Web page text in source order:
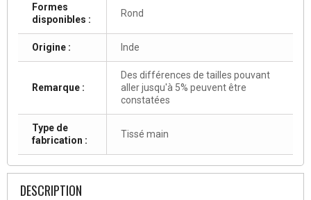
Formes
disponibles :
Rond
Origine : Inde
Remarque :
Des différences de tailles pouvant
aller jusqu'à 5% peuvent être
constatées
Type de
fabrication :
Tissé main
DESCRIPTION